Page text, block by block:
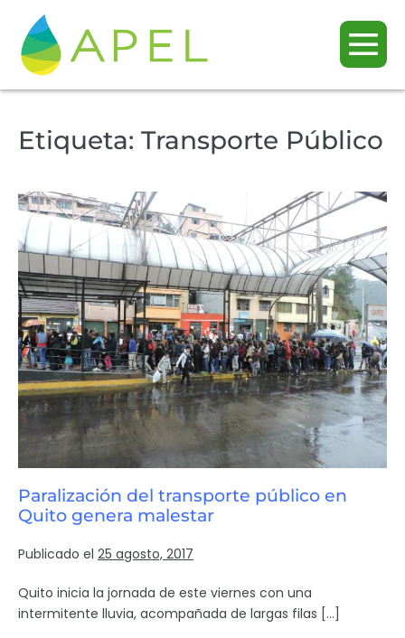
Etiqueta: Transporte Público
Paralización del transporte público en
Quito genera malestar
Publicado el 25 agosto, 2017
Quito inicia la jornada de este viernes con una
intermitente lluvia, acompañada de largas filas […]